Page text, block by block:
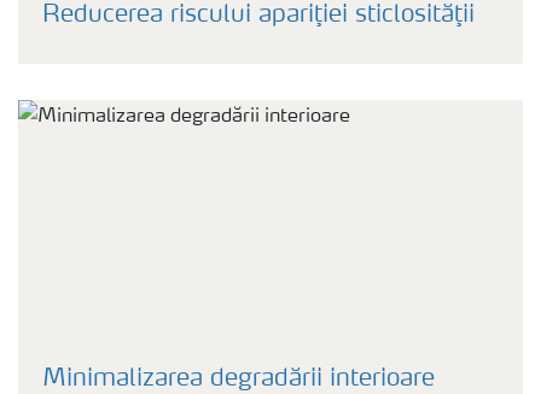
Reducerea riscului apariţiei sticlosităţii
Minimalizarea degradării interioare